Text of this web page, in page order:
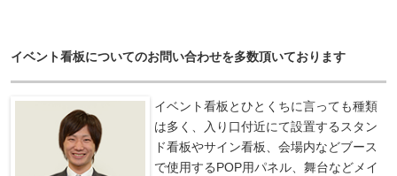
イベント看板についてのお問い合わせを多数頂いております
イベント看板とひとくちに言っても種類
は多く、入り口付近にて設置するスタン
ド看板やサイン看板、会場内などブース
で使用するPOP用パネル、舞台などメイ